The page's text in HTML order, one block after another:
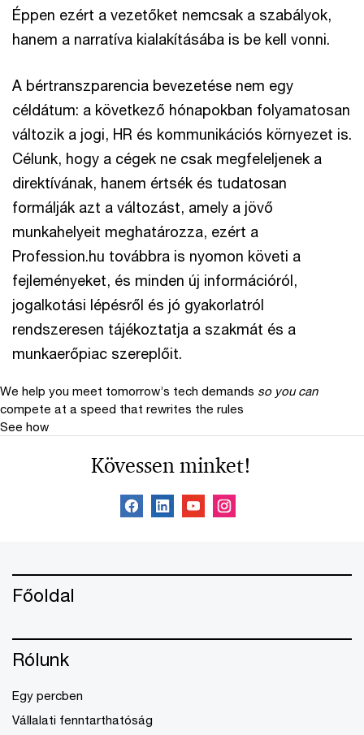
Éppen ezért a vezetőket nemcsak a szabályok,
hanem a narratíva kialakításába is be kell vonni.
A bértranszparencia bevezetése nem egy
céldátum: a következő hónapokban folyamatosan
változik a jogi, HR és kommunikációs környezet is.
Célunk, hogy a cégek ne csak megfeleljenek a
direktívának, hanem értsék és tudatosan
formálják azt a változást, amely a jövő
munkahelyeit meghatározza, ezért a
Profession.hu továbbra is nyomon követi a
fejleményeket, és minden új információról,
jogalkotási lépésről és jó gyakorlatról
rendszeresen tájékoztatja a szakmát és a
munkaerőpiac szereplőit.
We help you meet tomorrow’s tech demands so you can
compete at a speed that rewrites the rules
See how
Kövessen minket!
Főoldal
Rólunk
Egy percben
Vállalati fenntarthatóság